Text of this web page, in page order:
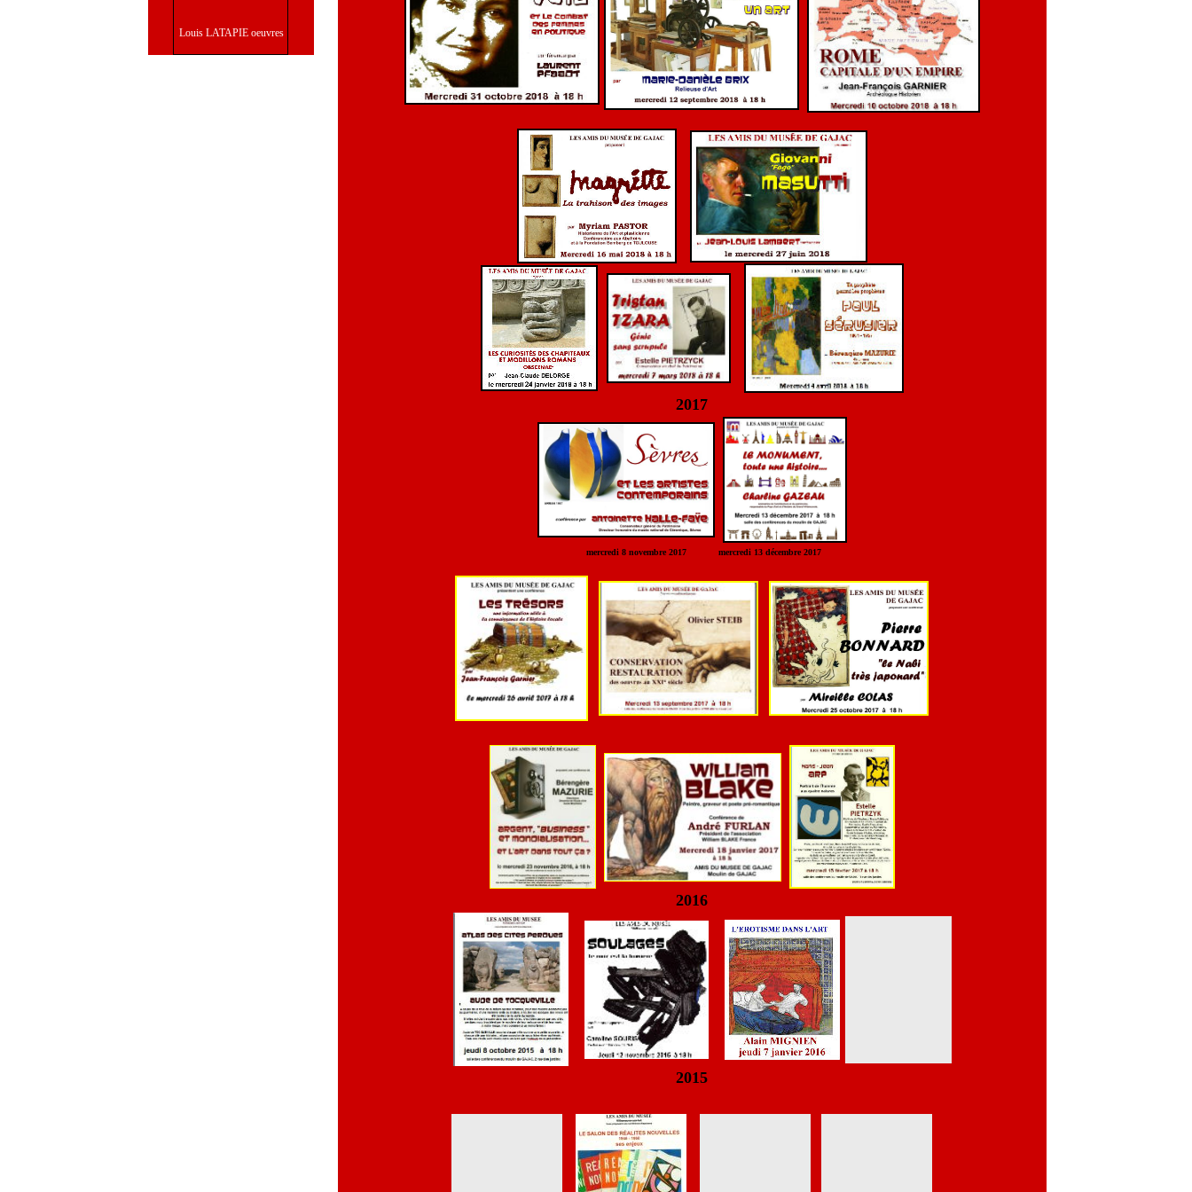
Louis LATAPIE oeuvres
2017
mercredi 8 novembre 2017 mercredi 13 décembre 2017
2016
2015